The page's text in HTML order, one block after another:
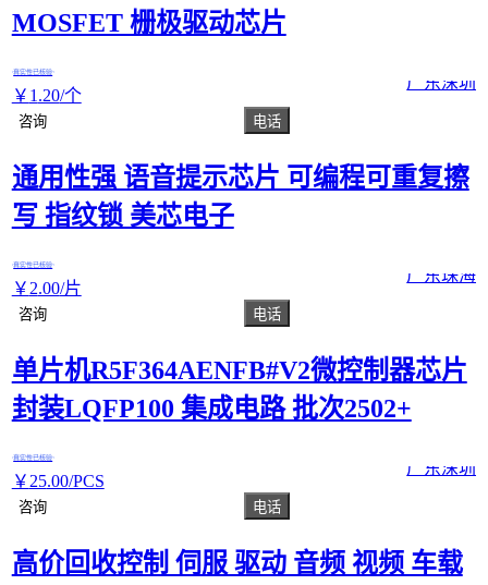
MOSFET 栅极驱动芯片
真实性已核验
￥ 1 .20/个
广东深圳
咨询 电话
通用性强 语音提示芯片 可编程可重复擦
写 指纹锁 美芯电子
真实性已核验
￥ 2.00/片
广东珠海
咨询 电话
单片机R5F364AENFB#V2微控制器芯片
封装LQFP100 集成电路 批次2502+
真实性已核验
￥ 25.00/PCS
广东深圳
咨询 电话
高价回收控制 伺服 驱动 音频 视频 车载